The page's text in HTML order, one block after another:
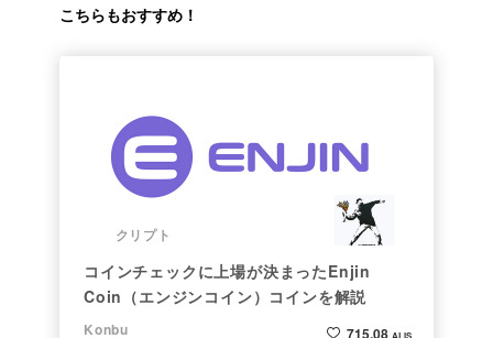
こちらもおすすめ！
クリプト
コインチェックに上場が決まったEnjin
Coin（エンジンコイン）コインを解説
Konbu
715.08 ALIS